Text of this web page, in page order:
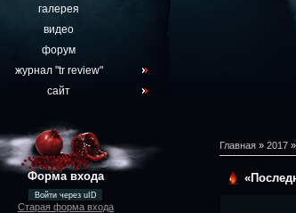
галерея
видео
форум
журнал "tr review"
сайт
Форма входа
Войти через uID
Старая форма входа
Главная » 2017 »